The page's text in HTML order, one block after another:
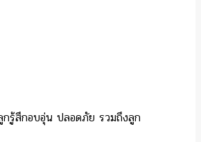
กรู้สึกอบอุ่น ปลอดภัย รวมถึงลูก